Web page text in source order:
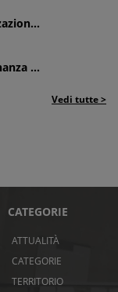
...
Vedi tutte >
CATEGORIE
ATTUALITÀ
CATEGORIE
TERRITORIO